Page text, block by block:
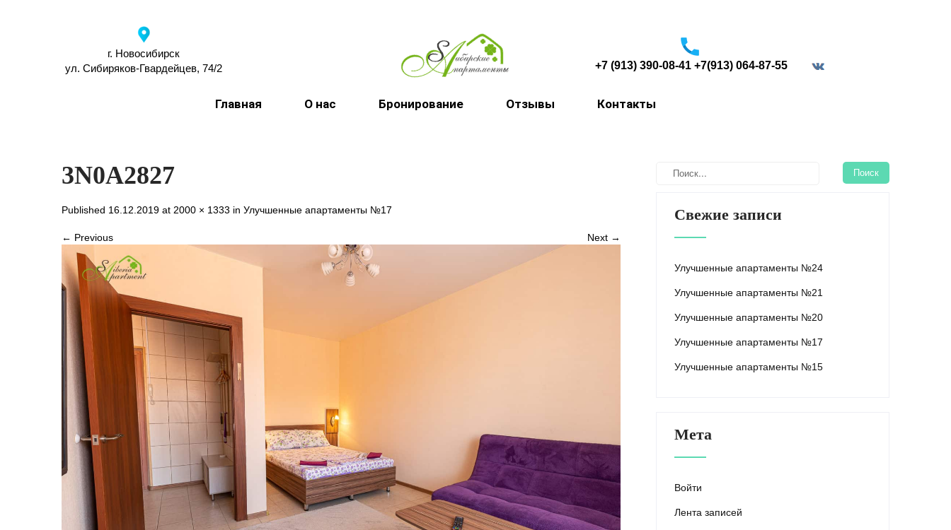
г. Новосибирск
ул. Сибиряков-Гвардейцев, 74/2
+7 (913) 390-08-41 +7(913) 064-87-55
Главная О нас Бронирование Отзывы Контакты
3N0A2827
Published 16.12.2019 at 2000 × 1333 in Улучшенные апартаменты №17
← Previous Next →
Свежие записи
Улучшенные апартаменты №24
Улучшенные апартаменты №21
Улучшенные апартаменты №20
Улучшенные апартаменты №17
Улучшенные апартаменты №15
Мета
Войти
Лента записей